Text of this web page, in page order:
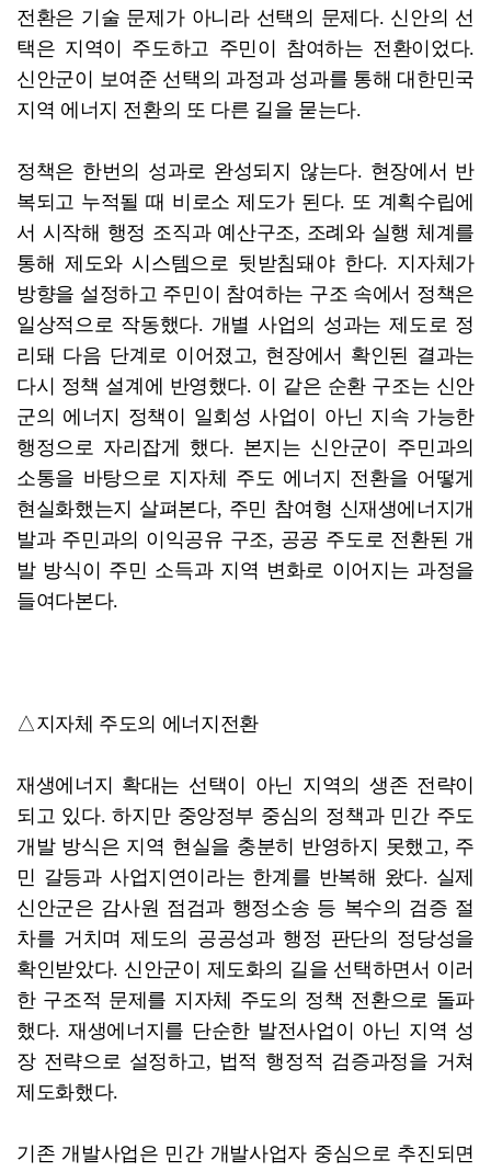
전환은 기술 문제가 아니라 선택의 문제다. 신안의 선
택은 지역이 주도하고 주민이 참여하는 전환이었다.
신안군이 보여준 선택의 과정과 성과를 통해 대한민국
지역 에너지 전환의 또 다른 길을 묻는다.
정책은 한번의 성과로 완성되지 않는다. 현장에서 반
복되고 누적될 때 비로소 제도가 된다. 또 계획수립에
서 시작해 행정 조직과 예산구조, 조례와 실행 체계를
통해 제도와 시스템으로 뒷받침돼야 한다. 지자체가
방향을 설정하고 주민이 참여하는 구조 속에서 정책은
일상적으로 작동했다. 개별 사업의 성과는 제도로 정
리돼 다음 단계로 이어졌고, 현장에서 확인된 결과는
다시 정책 설계에 반영했다. 이 같은 순환 구조는 신안
군의 에너지 정책이 일회성 사업이 아닌 지속 가능한
행정으로 자리잡게 했다. 본지는 신안군이 주민과의
소통을 바탕으로 지자체 주도 에너지 전환을 어떻게
현실화했는지 살펴본다, 주민 참여형 신재생에너지개
발과 주민과의 이익공유 구조, 공공 주도로 전환된 개
발 방식이 주민 소득과 지역 변화로 이어지는 과정을
들여다본다.
△지자체 주도의 에너지전환
재생에너지 확대는 선택이 아닌 지역의 생존 전략이
되고 있다. 하지만 중앙정부 중심의 정책과 민간 주도
개발 방식은 지역 현실을 충분히 반영하지 못했고, 주
민 갈등과 사업지연이라는 한계를 반복해 왔다. 실제
신안군은 감사원 점검과 행정소송 등 복수의 검증 절
차를 거치며 제도의 공공성과 행정 판단의 정당성을
확인받았다. 신안군이 제도화의 길을 선택하면서 이러
한 구조적 문제를 지자체 주도의 정책 전환으로 돌파
했다. 재생에너지를 단순한 발전사업이 아닌 지역 성
장 전략으로 설정하고, 법적 행정적 검증과정을 거쳐
제도화했다.
기존 개발사업은 민간 개발사업자 중심으로 추진되면